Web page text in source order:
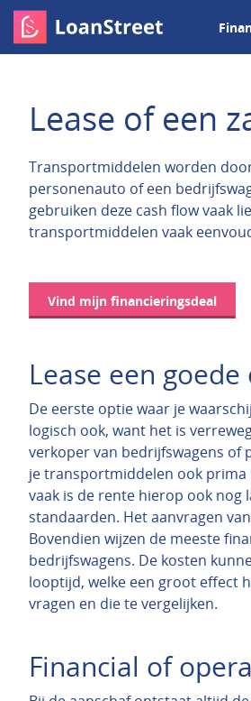
Lease of een
Transportmiddelen worden
personenauto of een
gebruiken deze cash flow vaak
transportmiddelen vaak
Vind mijn financieringsdeal
Lease een
De eerste optie waar je
logisch ook, want het is
verkoper van bedrijfswagens of
je transportmiddelen ook prima
vaak is de rente hierop ook nog
standaarden. Het aanvragen
Bovendien wijzen de meeste
bedrijfswagens. De kosten
looptijd, welke een groot effect
vragen en die te vergelijken.
Financial of